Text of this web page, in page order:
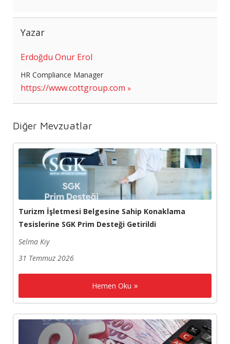
Yazar
Erdoğdu Onur Erol
HR Compliance Manager
https://www.cottgroup.com
Diğer Mevzuatlar
Turizm İşletmesi Belgesine Sahip Konaklama
Tesislerine SGK Prim Desteği Getirildi
Selma Kıy
31 Temmuz 2026
Hemen Oku